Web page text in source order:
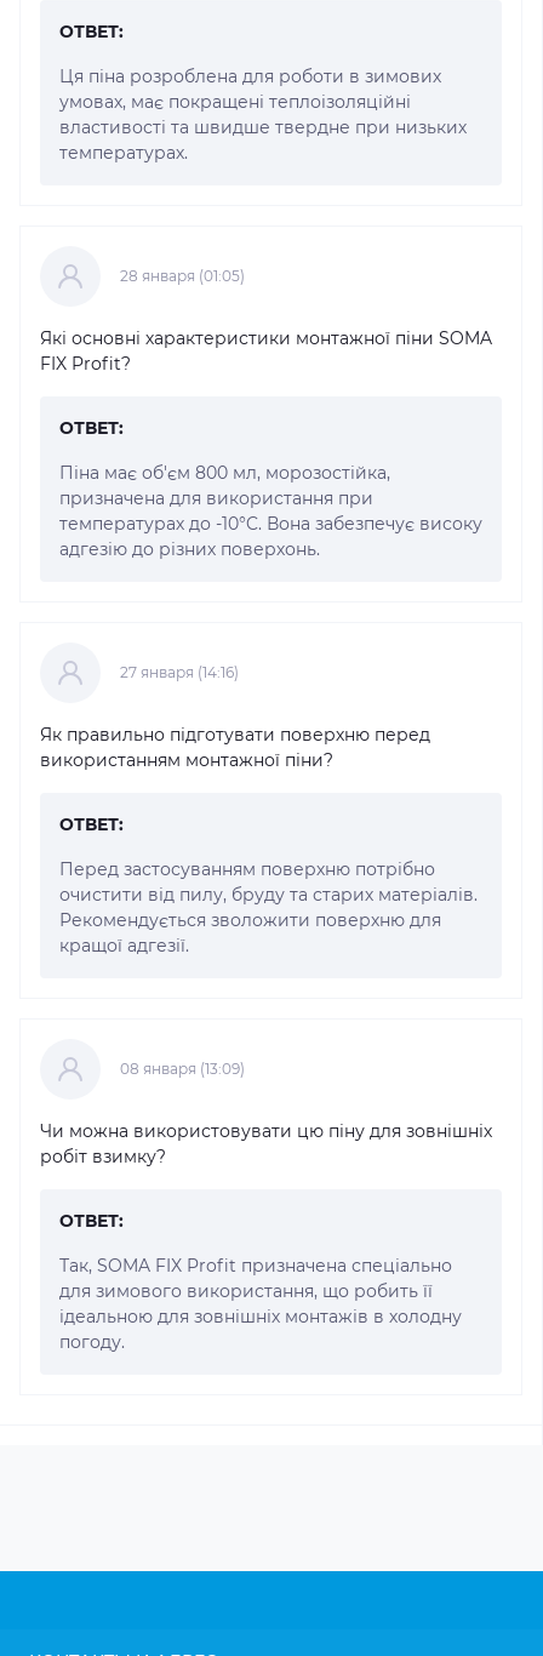
ОТВЕТ:
Ця піна розроблена для роботи в зимових
умовах, має покращені теплоізоляційні
властивості та швидше твердне при низьких
температурах.
28 января (01:05)
Які основні характеристики монтажної піни SOMA
FIX Profit?
ОТВЕТ:
Піна має об'єм 800 мл, морозостійка,
призначена для використання при
температурах до -10°C. Вона забезпечує високу
адгезію до різних поверхонь.
27 января (14:16)
Як правильно підготувати поверхню перед
використанням монтажної піни?
ОТВЕТ:
Перед застосуванням поверхню потрібно
очистити від пилу, бруду та старих матеріалів.
Рекомендується зволожити поверхню для
кращої адгезії.
08 января (13:09)
Чи можна використовувати цю піну для зовнішніх
робіт взимку?
ОТВЕТ:
Так, SOMA FIX Profit призначена спеціально
для зимового використання, що робить її
ідеальною для зовнішніх монтажів в холодну
погоду.